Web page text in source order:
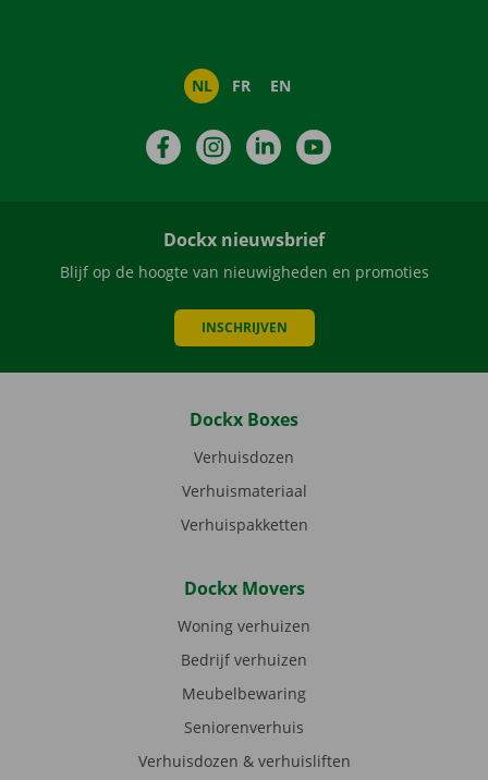
NL FR EN
FacebookInstagramLinkedIn
Dockx nieuwsbrief
Blijf op de hoogte van nieuwigheden en promoties
INSCHRIJVEN
Dockx Boxes
Verhuisdozen
Verhuismateriaal
Verhuispakketten
Dockx Movers
Woning verhuizen
Bedrijf verhuizen
Meubelbewaring
Seniorenverhuis
Verhuisdozen & verhuisliften